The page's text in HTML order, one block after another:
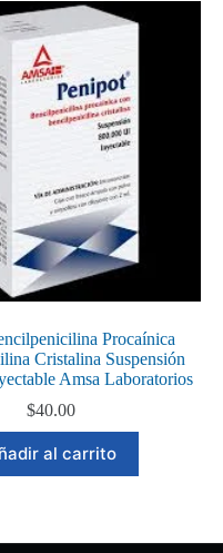
Procaínica
Cristalina Suspensión
Amsa Laboratorios
$40.00
al carrito